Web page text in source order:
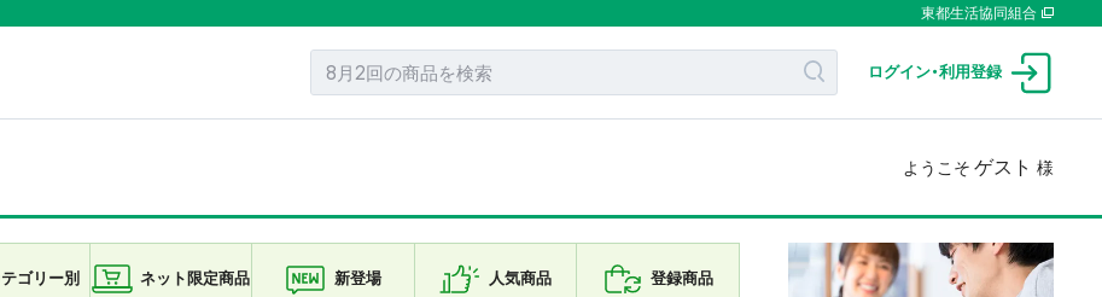
東都生活協同組合
ログイン・利用登録
ようこそ ゲスト 様
ゴリー別 ネット限定商品 新登場 人気商品 登録商品